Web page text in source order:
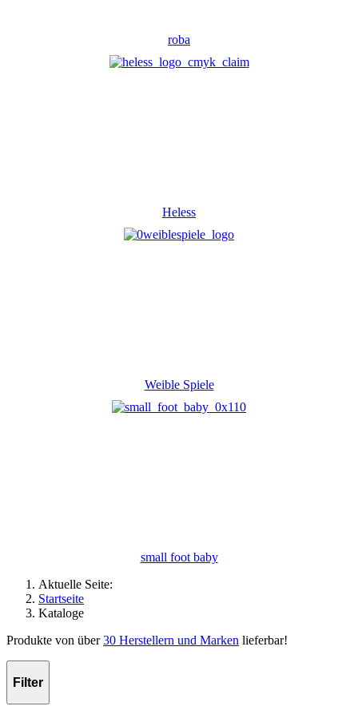
roba
Heless
Weible Spiele
small foot baby
Aktuelle Seite:
Startseite
Kataloge
Produkte von über30 Herstellern und Marken lieferbar!
Filter